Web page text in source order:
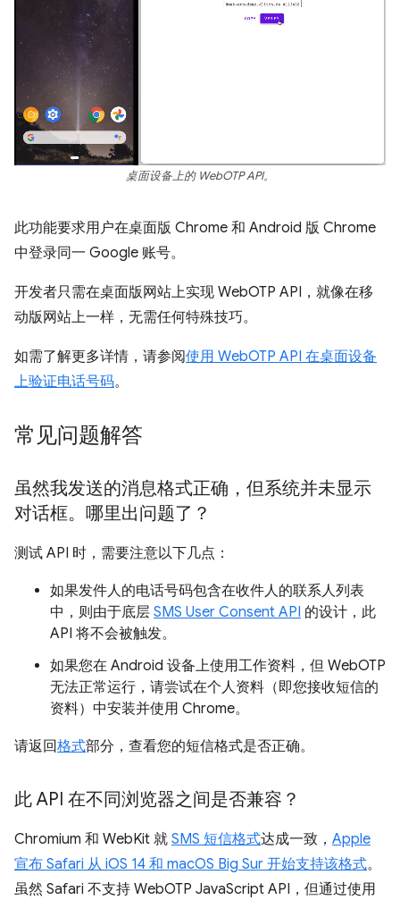
桌面设备上的 WebOTP API。
此功能要求用户在桌面版 Chrome 和 Android 版 Chrome
中登录同一 Google 账号。
开发者只需在桌面版网站上实现 WebOTP API，就像在移
动版网站上一样，无需任何特殊技巧。
如需了解更多详情，请参阅使用 WebOTP API 在桌面设备
上验证电话号码。
常见问题解答
虽然我发送的消息格式正确，但系统并未显示
对话框。哪里出问题了？
测试 API 时，需要注意以下几点：
如果发件人的电话号码包含在收件人的联系人列表
中，则由于底层 SMS User Consent API 的设计，此
API 将不会被触发。
如果您在 Android 设备上使用工作资料，但 WebOTP
无法正常运行，请尝试在个人资料（即您接收短信的
资料）中安装并使用 Chrome。
请返回格式部分，查看您的短信格式是否正确。
此 API 在不同浏览器之间是否兼容？
Chromium 和 WebKit 就 SMS 短信格式达成一致， Apple
宣布 Safari 从 iOS 14 和 macOS Big Sur 开始支持该格式。
虽然 Safari 不支持 WebOTP JavaScript API，但通过使用